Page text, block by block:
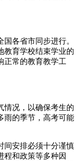
各省市同步进行。
教育学校结束学业的
正常的教育教学工
情况，以确保考生的
雨的季节，高考可能
间安排必须十分谨慎
程和政策等多种因